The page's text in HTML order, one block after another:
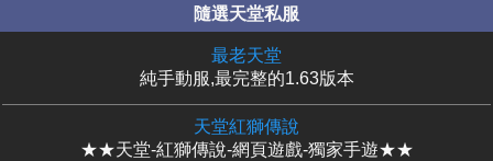
隨選天堂私服
最老天堂
純手動服,最完整的1.63版本
天堂紅獅傳說
★★天堂-紅獅傳說-網頁遊戲-獨家手遊★★